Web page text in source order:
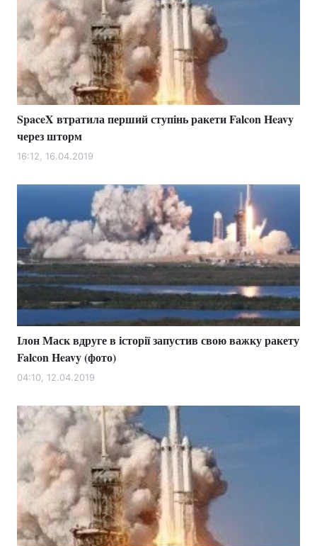
SpaceX втратила перший ступінь ракети Falcon Heavy
через шторм
16:12, 16.04.2019
Ілон Маск вдруге в історії запустив свою важку ракету
Falcon Heavy (фото)
04:10, 12.04.2019